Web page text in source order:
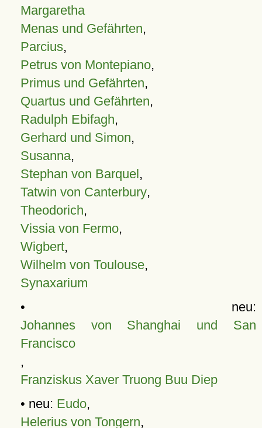
Margaretha
Menas und Gefährten,
Parcius,
Petrus von Montepiano,
Primus und Gefährten,
Quartus und Gefährten,
Radulph Ebifagh,
Gerhard und Simon,
Susanna,
Stephan von Barquel,
Tatwin von Canterbury,
Theodorich,
Vissia von Fermo,
Wigbert,
Wilhelm von Toulouse,
Synaxarium
• neu:
Johannes von Shanghai und San
Francisco
,
Franziskus Xaver Truong Buu Diep
• neu: Eudo,
Helerius von Tongern,